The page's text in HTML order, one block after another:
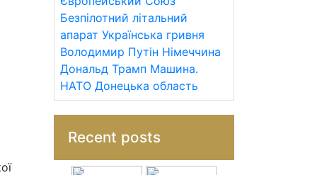
Безпілотний літальний
апарат Українська гривня
Володимир Путін Німеччина
Дональд Трамп Машина.
НАТО Донецька область
Recent posts